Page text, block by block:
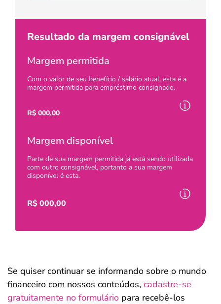
Resultado da margem consignável
Margem permitida
Com o valor de seu benefício / salário atual, esta é a
margem permitida para empréstimo consignado.
R$ 000,00
Margem disponível
Parte de sua margem permitida já está sendo utilizada
com outro consignável, portanto a sua margem
disponível é esta.
R$000,00
Se quiser continuar se informando sobre o mundo
financeiro com nossos conteúdos, cadastre-se
gratuitamente no formulário para recebê-los